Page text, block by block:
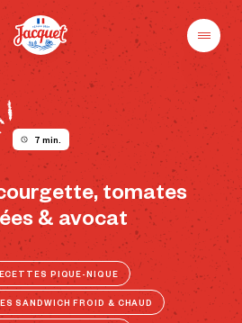
Pains
Jacquet
Champs
libres
au
plaisir
Menu
7 min.
tomates
& avocat
PIQUE-NIQUE
SANDWICH FROID & CHAUD